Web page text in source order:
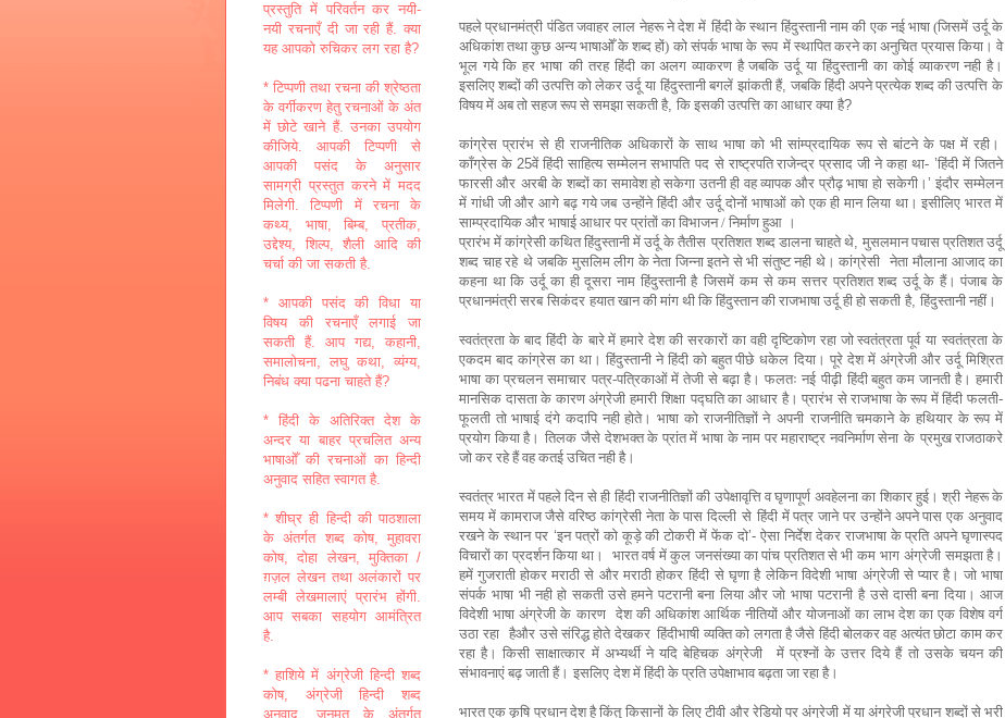
पहले प्रधानमंत्री पंडित जवाहर लाल नेहरूने देश में हिंदी के स्थान हिंदुस्तानी नाम की एक नई भाषा (जिसमें उर्दू के
अधिकांश तथा कुछ अन्य भाषाओँ के शब्द हों) को संपर्क भाषा के रूप में स्थापित करने का अनुचित प्रयास किया।वे
भूल गये कि हर भाषा की तरह हिंदी का अलग व्याकरण हैजबकि उर्दू या हिंदुस्तानी का कोई व्याकरण नही है।
इसलिए शब्दों की उत्पत्ति को लेकर उर्दू या हिंदुस्तानी बगलें झांकती हैं, जबकि हिंदी अपने प्रत्येक शब्द की उत्पत्ति के
विषय में अब तो सहज रूप से समझा सकती है, कि इसकी उत्पत्ति का आधार क्या है?
कांग्रेस प्रारंभ से ही राजनीतिक अधिकारों के साथ भाषा को भी सांम्प्रदायिक रूप से बांटने के पक्ष में रही।
काँग्रेस के 25वें हिंदी साहित्य सम्मेलन सभापति पद से राष्ट्रपति राजेन्द्र प्रसाद जी ने कहा था- ’हिंदी में जितने
फारसी और अरबी के शब्दों का समावेश हो सकेगा उतनी ही वह व्यापक और प्रौढ़ भाषा हो सकेगी।’ इंदौर सम्मेलन
में गांधी जी और आगे बढ़ गयेजब उन्होंने हिंदी और उर्दू दोनों भाषाओं को एक ही मान लिया था।इसीलिए भारत में
साम्प्रदायिक और भाषाई आधार पर प्रांतों का विभाजन / निर्माण हुआ ।
प्रारंभ में कांग्रेसी कथित हिंदुस्तानी में उर्दू के तैतीस प्रतिशत शब्द डालना चाहते थे, मुसलमान पचास प्रतिशत उर्दू
शब्द चाह रहे थे जबकि मुसलिम लीग के नेता जिन्ना इतने से भी संतुष्ट नही थे। कांग्रेसी
नेता मौलाना आजाद का
कहना था कि उर्दू का ही दूसरा नाम हिंदुस्तानी है जिसमें कम से कम सत्तर प्रतिशत शब्द उर्दू के हैं। पंजाब के
प्रधानमंत्री सरब सिकंदर हयात खान की मांग थी कि हिंदुस्तान की राजभाषा उर्दू ही हो सकती है, हिंदुस्तानी नहीं।
स्वतंत्रता के बाद हिंदी के बारे में हमारे देश की सरकारों का वही दृष्टिकोण रहा जो स्वतंत्रता पूर्व या स्वतंत्रता के
एकदम बाद कांग्रेस का था। हिंदुस्तानी ने हिंदी को बहुत पीछे धकेल दिया। पूरे देश में अंग्रेजी और उर्दू मिश्रित
भाषा का प्रचलन समाचार पत्र-पत्रिकाओं में तेजी से बढ़ा है। फलतः नई पीढ़ी हिंदी बहुत कम जानती है।हमारी
मानसिक दासता के कारण अंग्रेजी हमारी शिक्षा पद्घति का आधार है। प्रारंभ से राजभाषा के रूप में हिंदी फलती-
फूलती तोभाषाई दंगे कदापि नही होते। भाषा को राजनीतिज्ञों ने अपनी राजनीति चमकाने के हथियार के रूप में
प्रयोग किया है। तिलकजैसे देशभक्त के प्रांत में भाषा के नाम पर महाराष्ट्र नवनिर्माण सेना के प्रमुख राजठाकरे
जो कर रहे हैं वह कतई उचित नही है।
स्वतंत्र भारत में पहले दिन से ही हिंदी राजनीतिज्ञों की उपेक्षावृत्ति व घृणापूर्ण अवहेलना का शिकार हुई।श्री नेहरू के
समय में कामराज जैसे वरिष्ठ कांग्रेसी नेता के पास दिल्ली से हिंदी में पत्र जाने पर उन्होंने अपने पास एक अनुवाद
रखने के स्थान पर ‘इन पत्रों को कूड़े की टोकरी में फेंक दो’-ऐसा निर्देशदेकर राजभाषा के प्रति अपने घृणास्पद
विचारों का प्रदर्शन किया था।
भारत वर्ष में कुल जनसंख्या का पांच प्रतिशत से भी कम भाग अंग्रेजी समझता है।
हमें गुजराती होकर मराठी से और मराठी होकर हिंदी से घृणा है लेकिन विदेशी भाषा अंग्रेजी से प्यार है। जो भाषा
संपर्क भाषा भी नही हो सकती उसे हमने पटरानी बना लिया और जो भाषा पटरानी है उसे दासी बना दिया। आज
विदेशी भाषा अंग्रेजी के कारण
देश की अधिकांश आर्थिक नीतियों और योजनाओं का लाभ देश का एक विशेष वर्ग
उठा रहा हैऔर उसे संरिद्ध होते देखकर हिंदीभाषी व्यक्ति को लगता है जैसे हिंदी बोलकर वह अत्यंत छोटा काम कर
रहा है। किसी साक्षात्कार में अभ्यर्थी ने यदि बेहिचक अंग्रेजी
में प्रश्नों के उत्तर दिये हैं तो उसके चयन की
संभावनाएं बढ़ जाती हैं। इसलिए देश में हिंदी के प्रति उपेक्षाभाव बढ़ता जा रहा है।
भारत एक कृषि प्रधान देश है किंतु किसानों के लिए टीवी और रेडियो परअंग्रेजी में या अंग्रेजी प्रधान शब्दों से भरी
प्रस्तुति में परिवर्तन कर नयी-
नयी रचनाएँ दी जा रही हैं. क्या
यह आपको रुचिकर लग रहा है?
* टिप्पणी तथा रचना की श्रेष्ठता
के वर्गीकरण हेतु रचनाओं के अंत
में छोटे खाने हैं. उनका उपयोग
कीजिये. आपकी टिप्पणी से
आपकी पसंद के अनुसार
सामग्री प्रस्तुत करने में मदद
मिलेगी. टिप्पणी में रचना के
कथ्य, भाषा, बिम्ब, प्रतीक,
उद्देश्य, शिल्प, शैली आदि की
चर्चा की जा सकती है.
* आपकी पसंद की विधा या
विषय की रचनाएँ लगाई जा
सकती हैं. आप गद्य, कहानी,
समालोचना, लघु कथा, व्यंग्य,
निबंध क्या पढना चाहते हैं?
* हिंदी के अतिरिक्त देश के
अन्दर या बाहर प्रचलित अन्य
भाषाओँ की रचनाओं का हिन्दी
अनुवाद सहित स्वागत है.
* शीघ्र ही हिन्दी की पाठशाला
के अंतर्गत शब्द कोष, मुहावरा
कोष, दोहा लेखन, मुक्तिका /
ग़ज़ल लेखन तथा अलंकारों पर
लम्बी लेखमालाएं प्रारंभ होंगी.
आप सबका सहयोग आमंत्रित
है.
* हाशिये में अंग्रेजी हिन्दी शब्द
कोष, अंग्रेजी हिन्दी शब्द
अनुवाद, जनमत के अंतर्गत